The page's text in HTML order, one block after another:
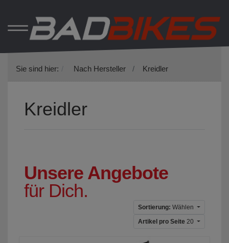
Sie sind hier: Nach Hersteller Kreidler
Kreidler
Unsere Angebote
für Dich.
Sortierung: Wählen
Artikel pro Seite 20